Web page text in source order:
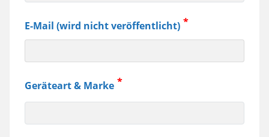
E-Mail (wird nicht veröffentlicht)
Geräteart & Marke